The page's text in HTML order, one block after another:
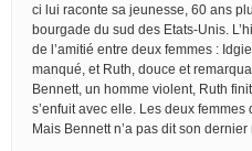
ci lui raconte sa jeunesse, 60 ans
bourgade du sud des Etats-Unis.
de l’amitié entre deux femmes :
manqué, et Ruth, douce et
Bennett, un homme violent, Ruth
s’enfuit avec elle. Les deux femmes
Mais Bennett n’a pas dit son dernier